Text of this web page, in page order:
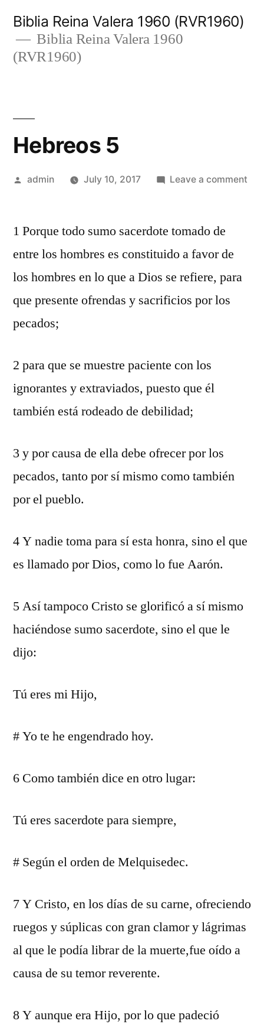
content
Biblia Reina Valera 1960 (RVR1960)
Biblia Reina Valera 1960
(RVR1960)
Hebreos 5
Posted
admin July 10, 2017 Leave a comment
1 Porque todo sumo sacerdote tomado de
entre los hombres es constituido a favor de
los hombres en lo que a Dios se refiere, para
que presente ofrendas y sacrificios por los
pecados;
2 para que se muestre paciente con los
ignorantes y extraviados, puesto que él
también está rodeado de debilidad;
3 y por causa de ella debe ofrecer por los
pecados, tanto por sí mismo como también
por el pueblo.
4 Y nadie toma para sí esta honra, sino el que
es llamado por Dios, como lo fue Aarón.
5 Así tampoco Cristo se glorificó a sí mismo
haciéndose sumo sacerdote, sino el que le
dijo:
Tú eres mi Hijo,
# Yo te he engendrado hoy.
6 Como también dice en otro lugar:
Tú eres sacerdote para siempre,
# Según el orden de Melquisedec.
7 Y Cristo, en los días de su carne, ofreciendo
ruegos y súplicas con gran clamor y lágrimas
al que le podía librar de la muerte,fue oído a
causa de su temor reverente.
8 Y aunque era Hijo, por lo que padeció